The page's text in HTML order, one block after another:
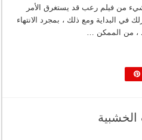
من فيلم رعب قد يستغرق الأمر
منزلك في البداية ومع ذلك ، بمجرد الانتهاء
، من الممكن …